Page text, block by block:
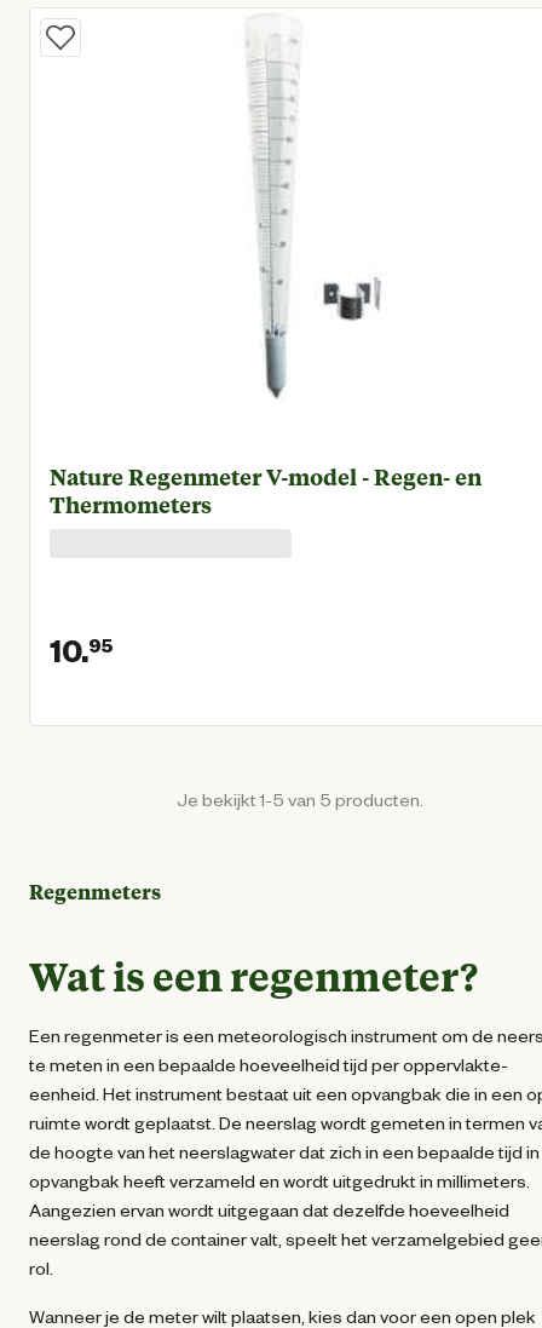
Nature Regenmeter V-model - Regen- en
Thermometers
10.95
Huidige prijs € 10,95
Je bekijkt 1-5 van 5 producten.
Regenmeters
Wat is een regenmeter?
Een regenmeter is een meteorologisch instrument om de
te meten in een bepaalde hoeveelheid tijd per oppervlakte-
eenheid. Het instrument bestaat uit een opvangbak die in een
ruimte wordt geplaatst. De neerslag wordt gemeten in termen
de hoogte van het neerslagwater dat zich in een bepaalde tijd
opvangbak heeft verzameld en wordt uitgedrukt in millimeters.
Aangezien ervan wordt uitgegaan dat dezelfde hoeveelheid
neerslag rond de container valt, speelt het verzamelgebied
rol.
Wanneer je de meter wilt plaatsen, kies dan voor een open plek